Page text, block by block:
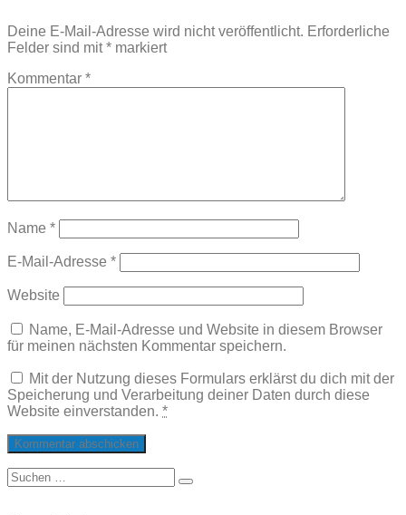
Deine E-Mail-Adresse wird nicht veröffentlicht. Erforderliche
Felder sind mit* markiert
Kommentar *
Name *
E-Mail-Adresse *
Website
Name, E-Mail-Adresse und Website in diesem Browser
für meinen nächsten Kommentar speichern.
Mit der Nutzung dieses Formulars erklärst du dich mit der
Speicherung und Verarbeitung deiner Daten durch diese
Website einverstanden. *
Suche
nach:
Suchen